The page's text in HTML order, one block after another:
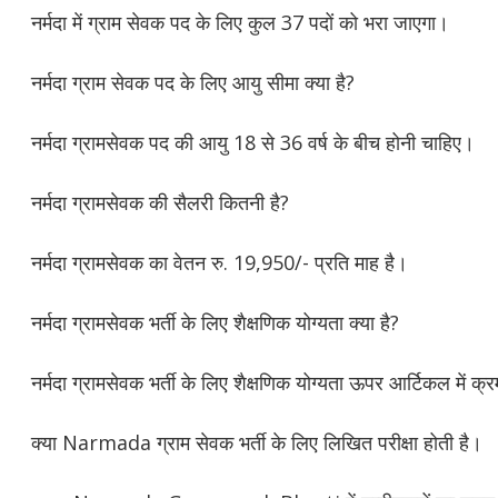
नर्मदा में ग्राम सेवक पद के लिए कुल 37 पदों को भरा जाएगा।
नर्मदा ग्राम सेवक पद के लिए आयु सीमा क्या है?
नर्मदा ग्रामसेवक पद की आयु 18 से 36 वर्ष के बीच होनी चाहिए।
नर्मदा ग्रामसेवक की सैलरी कितनी है?
नर्मदा ग्रामसेवक का वेतन रु. 19,950/- प्रति माह है।
नर्मदा ग्रामसेवक भर्ती के लिए शैक्षणिक योग्यता क्या है?
नर्मदा ग्रामसेवक भर्ती के लिए शैक्षणिक योग्यता ऊपर आर्टिकल में
क्या Narmada ग्राम सेवक भर्ती के लिए लिखित परीक्षा होती है।